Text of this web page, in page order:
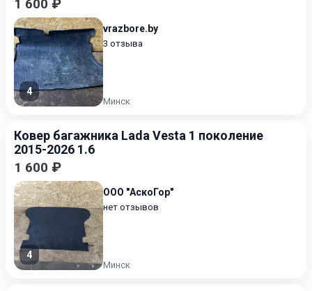
1 600 ₽
4
vrazbore.by
3 отзыва
Минск
Ковер багажника Lada Vesta 1 поколение
2015-2026 1.6
1 600 ₽
4
ООО "АскоГор"
нет отзывов
Минск